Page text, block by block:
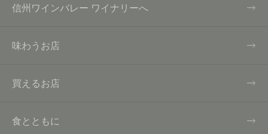
信州ワインバレー ワイナリーへ
味わうお店
買えるお店
食とともに